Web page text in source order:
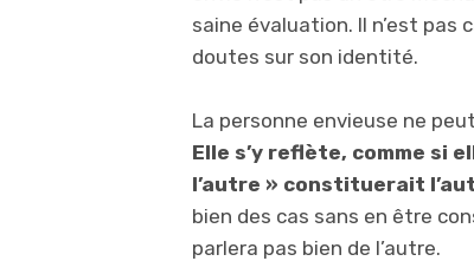
saine évaluation. Il n’est
doutes sur son identité.
La personne envieuse ne
Elle s’y reflète, comme si
l’autre » constituerait
bien des cas sans en être
parlera pas bien de l’autre.